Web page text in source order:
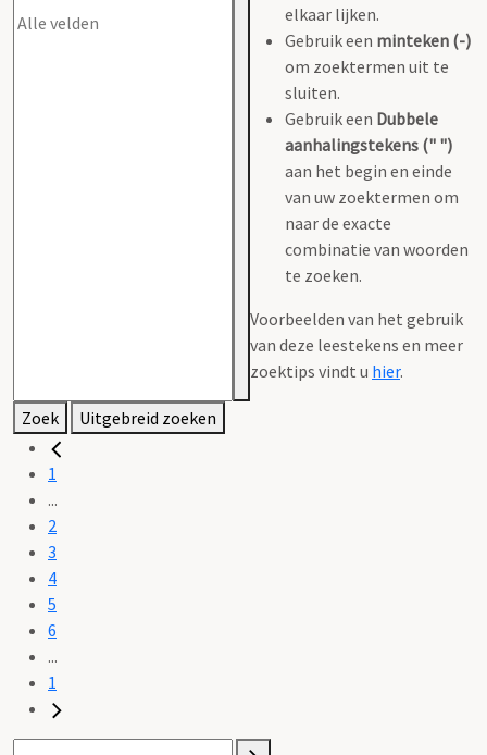
elkaar lijken.
Gebruik een minteken (-)
om zoektermen uit te
sluiten.
Gebruik een Dubbele
aanhalingstekens (" ")
aan het begin en einde
van uw zoektermen om
naar de exacte
combinatie van woorden
te zoeken.
Voorbeelden van het gebruik
van deze leestekens en meer
zoektips vindt u hier.
Zoek Uitgebreid zoeken
1
...
2
3
4
5
6
...
1